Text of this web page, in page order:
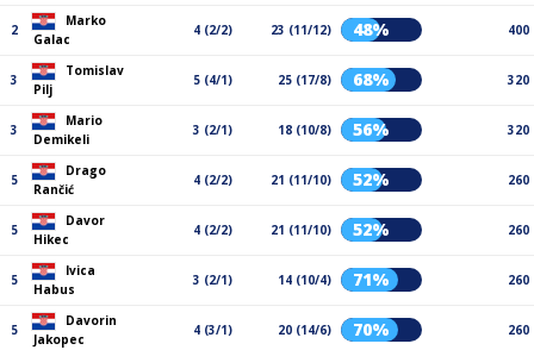
2
Marko
Galac
4 (2/2) 23 (11/12) 48% 400
3
Tomislav
Pilj
5 (4/1) 25 (17/8) 68% 320
3
Mario
Demikeli
3 (2/1) 18 (10/8) 56% 320
5
Drago
Rančić
4 (2/2) 21 (11/10) 52% 260
5
Davor
Hikec
4 (2/2) 21 (11/10) 52% 260
5
Ivica
Habus
3 (2/1) 14 (10/4) 71% 260
5
Davorin
Jakopec
4 (3/1) 20 (14/6) 70% 260